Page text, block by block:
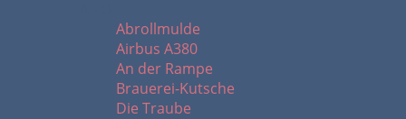
Abrollmulde
Airbus A380
An der Rampe
Brauerei-Kutsche
Die Traube